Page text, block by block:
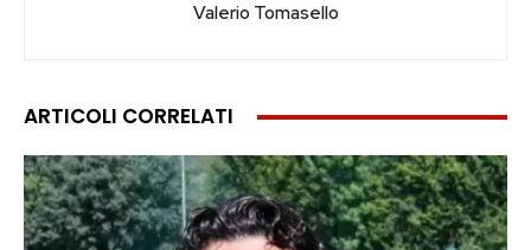
Valerio Tomasello
ARTICOLI CORRELATI